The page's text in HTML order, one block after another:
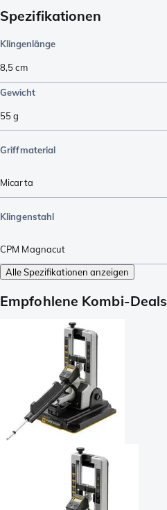
Spezifikationen
Klingenlänge
8,5cm
Gewicht
55g
Griffmaterial
Micarta
Klingenstahl
CPM Magnacut
Alle Spezifikationen anzeigen
Empfohlene Kombi-Deals